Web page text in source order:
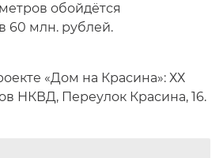
обойдётся
60 млн. рублей.
«Дом на Красина»: ХХ
НКВД, Переулок Красина, 16.